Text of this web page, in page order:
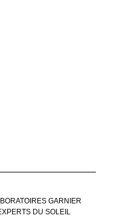
L’Oréal Haute Coiffure
Française